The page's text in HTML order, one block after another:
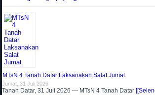
MTsN 4 Tanah Datar Laksanakan Salat Jumat
Jumat, 31 Juli 2026
Tanah Datar, 31 Juli 2026 — MTsN 4 Tanah Datar